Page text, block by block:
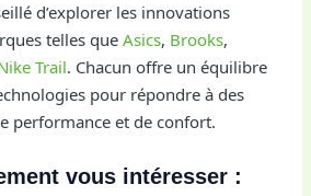
d’explorer les innovations
telles queAsics, Brooks,
Trail. Chacun offre un équilibre
pour répondre à des
performance et de confort.
vous intéresser :